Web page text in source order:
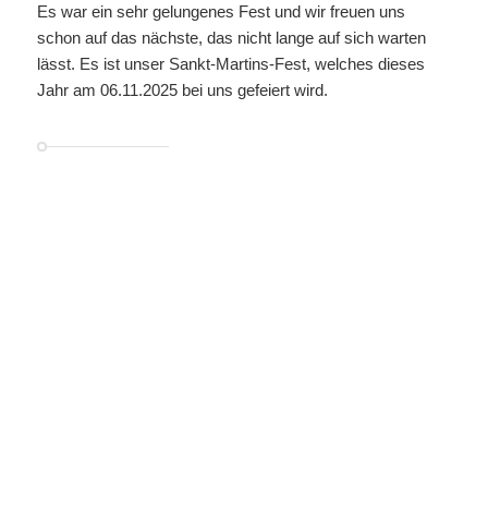
Es war ein sehr gelungenes Fest und wir freuen uns
schon auf das nächste, das nicht lange auf sich warten
lässt. Es ist unser Sankt-Martins-Fest, welches dieses
Jahr am 06.11.2025 bei uns gefeiert wird.